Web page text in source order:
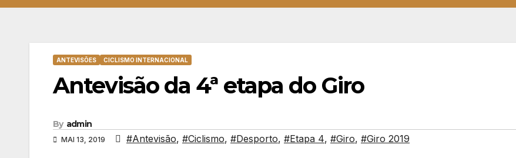
ANTEVISÕES CICLISMO INTERNACIONAL
Antevisão da 4ª etapa do Giro
By admin
MAI 13, 2019 #Antevisão, #Ciclismo, #Desporto, #Etapa 4, #Giro, #Giro 2019